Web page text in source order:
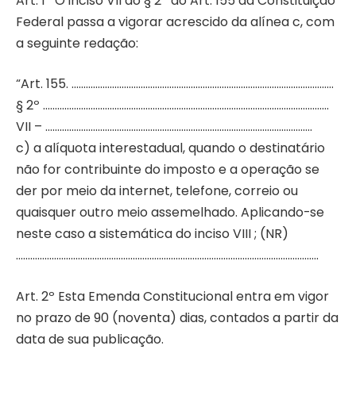
Federal passa a vigorar acrescido da alínea c, com
a seguinte redação:
“Art. 155. ………………………………………………………………………………………………..
§ 2º …………………………………………………………………………………………………………
VII – ………………………………………………………………………………………………….
c) a alíquota interestadual, quando o destinatário
não for contribuinte do imposto e a operação se
der por meio da internet, telefone, correio ou
quaisquer outro meio assemelhado. Aplicando-se
neste caso a sistemática do inciso VIII ; (NR)
……………………………………………………………………………………………………………….
Art. 2º Esta Emenda Constitucional entra em vigor
no prazo de 90 (noventa) dias, contados a partir da
data de sua publicação.